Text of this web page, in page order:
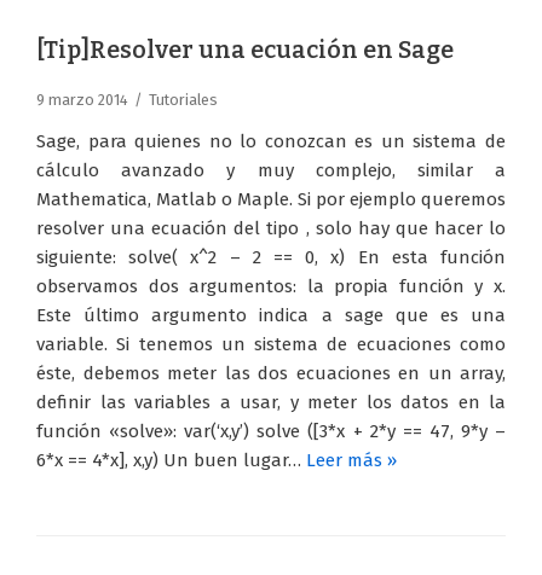
[Tip]Resolver una ecuación en Sage
9 marzo 2014 Tutoriales
Sage, para quienes no lo conozcan es un sistema de
cálculo avanzado y muy complejo, similar a
Mathematica, Matlab o Maple. Si por ejemplo queremos
resolver una ecuación del tipo , solo hay que hacer lo
siguiente: solve( x^2 – 2 == 0, x) En esta función
observamos dos argumentos: la propia función y x.
Este último argumento indica a sage que es una
variable. Si tenemos un sistema de ecuaciones como
éste, debemos meter las dos ecuaciones en un array,
definir las variables a usar, y meter los datos en la
función «solve»: var(‘x,y’) solve ([3*x + 2*y == 47, 9*y –
6*x == 4*x], x,y) Un buen lugar… Leer más »